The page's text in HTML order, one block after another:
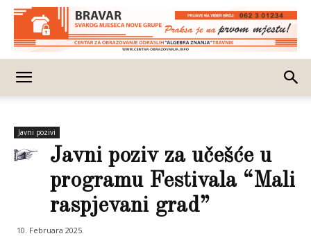
Javni pozivi
Javni poziv za učešće u
programu Festivala “Mali
raspjevani grad”
10. Februara 2025.